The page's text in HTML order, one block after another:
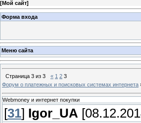
[Мой сайт]
Форма входа
Меню сайта
Страница 3 из 3 « 1 2 3
Форум о платежных и поисковых системах интернета
Webmoney и интернет покупки
[31] Igor_UA